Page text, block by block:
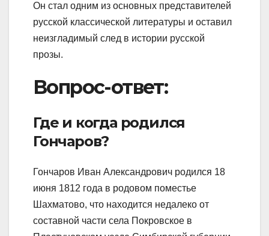
Он стал одним из основных представителей
русской классической литературы и оставил
неизгладимый след в истории русской
прозы.
Вопрос-ответ:
Где и когда родился
Гончаров?
Гончаров Иван Александрович родился 18
июня 1812 года в родовом поместье
Шахматово, что находится недалеко от
составной части села Покровское в